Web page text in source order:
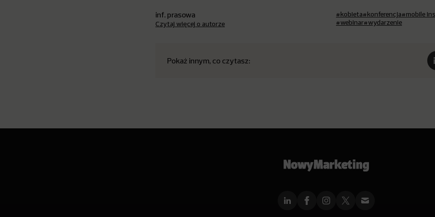
inf. prasowa
Czytaj więcej o autorze
#kobieta#konferencja#mobile
#webinar#wydarzenie
Pokaż innym, co czytasz: